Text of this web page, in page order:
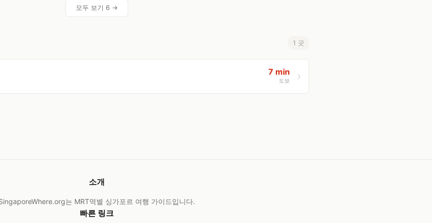
모두 보기 6 →
1 곳
7 min
도보
소개
는 MRT역별 싱가포르 여행 가이드입니다.
빠른 링크